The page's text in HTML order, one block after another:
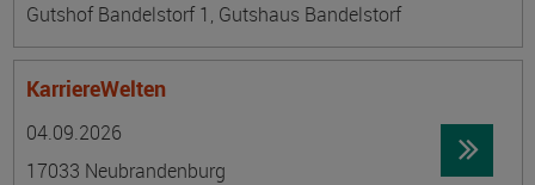
Gutshof Bandelstorf 1, Gutshaus Bandelstorf
KarriereWelten
04.09.2026
17033 Neubrandenburg